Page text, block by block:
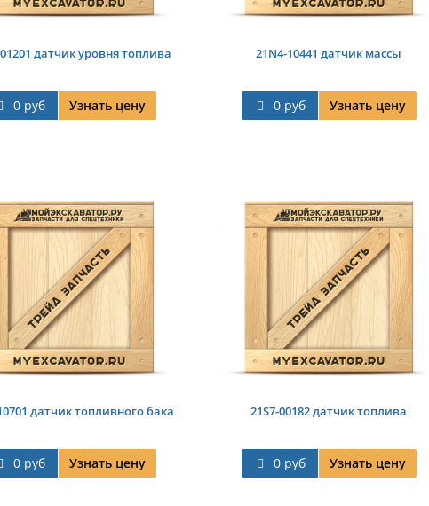
датчик уровня топлива
0 руб Узнать цену
21N4-10441 датчик массы
0 руб Узнать цену
датчик топливного бака
0 руб Узнать цену
21S7-00182 датчик топлива
0 руб Узнать цену